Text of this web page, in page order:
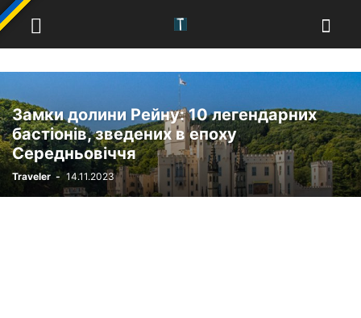
Замки долини Рейну: 10 легендарних
бастіонів, зведених в епоху
Середньовіччя
Traveler - 14.11.2023